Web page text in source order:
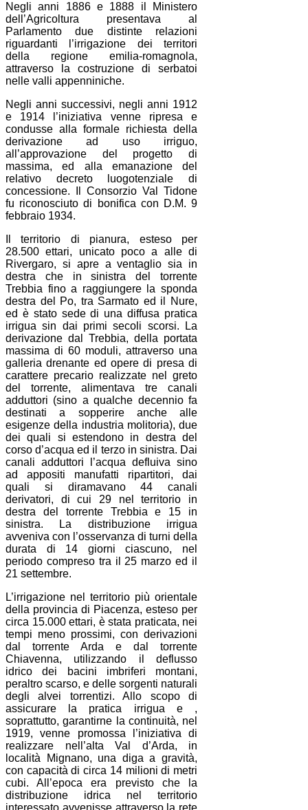
Negli anni 1886 e 1888 il Ministero
dell’Agricoltura presentava al
Parlamento due distinte relazioni
riguardanti l’irrigazione dei territori
della regione emilia-romagnola,
attraverso la costruzione di serbatoi
nelle valli appenniniche.
Negli anni successivi, negli anni 1912
e 1914 l’iniziativa venne ripresa e
condusse alla formale richiesta della
derivazione ad uso irriguo,
all’approvazione del progetto di
massima, ed alla emanazione del
relativo decreto luogotenziale di
concessione. Il Consorzio Val Tidone
fu riconosciuto di bonifica con D.M. 9
febbraio 1934.
Il territorio di pianura, esteso per
28.500 ettari, unicato poco a alle di
Rivergaro, si apre a ventaglio sia in
destra che in sinistra del torrente
Trebbia fino a raggiungere la sponda
destra del Po, tra Sarmato ed il Nure,
ed è stato sede di una diffusa pratica
irrigua sin dai primi secoli scorsi. La
derivazione dal Trebbia, della portata
massima di 60 moduli, attraverso una
galleria drenante ed opere di presa di
carattere precario realizzate nel greto
del torrente, alimentava tre canali
adduttori (sino a qualche decennio fa
destinati a sopperire anche alle
esigenze della industria molitoria), due
dei quali si estendono in destra del
corso d’acqua ed il terzo in sinistra. Dai
canali adduttori l’acqua defluiva sino
ad appositi manufatti ripartitori, dai
quali si diramavano 44 canali
derivatori, di cui 29 nel territorio in
destra del torrente Trebbia e 15 in
sinistra. La distribuzione irrigua
avveniva con l’osservanza di turni della
durata di 14 giorni ciascuno, nel
periodo compreso tra il 25 marzo ed il
21 settembre.
L’irrigazione nel territorio più orientale
della provincia di Piacenza, esteso per
circa 15.000 ettari, è stata praticata, nei
tempi meno prossimi, con derivazioni
dal torrente Arda e dal torrente
Chiavenna, utilizzando il deflusso
idrico dei bacini imbriferi montani,
peraltro scarso, e delle sorgenti naturali
degli alvei torrentizi. Allo scopo di
assicurare la pratica irrigua e ,
soprattutto, garantirne la continuità, nel
1919, venne promossa l’iniziativa di
realizzare nell’alta Val d’Arda, in
località Mignano, una diga a gravità,
con capacità di circa 14 milioni di metri
cubi. All’epoca era previsto che la
distribuzione idrica nel territorio